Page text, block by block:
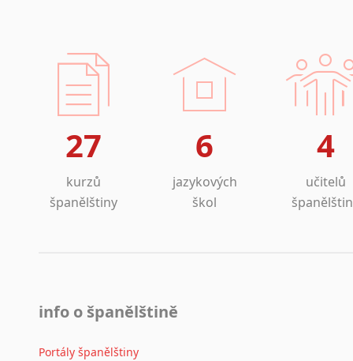
27
kurzů
španělštiny
6
jazykových
škol
4
učitelů
info o španělštině
Portály španělštiny